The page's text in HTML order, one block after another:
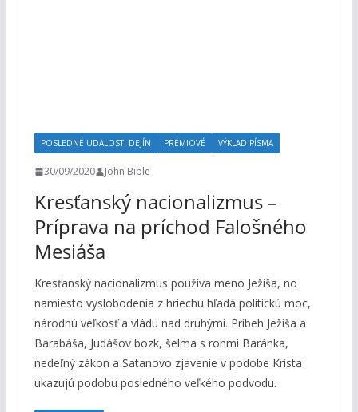
POSLEDNÉ UDALOSTI DEJÍN PRÉMIOVÉ VÝKLAD PÍSMA
30/09/2020 John Bible
Kresťanský nacionalizmus –
Príprava na príchod Falošného
Mesiáša
Kresťanský nacionalizmus používa meno Ježiša, no
namiesto vyslobodenia z hriechu hľadá politickú moc,
národnú veľkosť a vládu nad druhými. Príbeh Ježiša a
Barabáša, Judášov bozk, šelma s rohmi Baránka,
nedeľný zákon a Satanovo zjavenie v podobe Krista
ukazujú podobu posledného veľkého podvodu.